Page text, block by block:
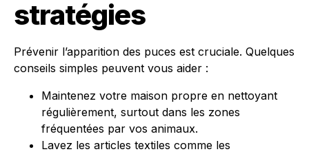
stratégies
Prévenir l’apparition des puces est cruciale. Quelques
conseils simples peuvent vous aider :
Maintenez votre maison propre en nettoyant
régulièrement, surtout dans les zones
fréquentées par vos animaux.
Lavez les articles textiles comme les